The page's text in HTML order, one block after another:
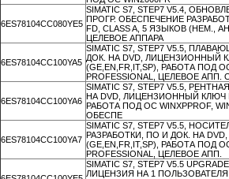
6ES78104CC080YE5
SIMATIC S7, STEP7 V5.4,
ПРОГР. ОБЕСПЕЧЕНИЕ
FD, CLASS A, 5 ЯЗЫКОВ (НЕМ.,
ЦЕЛЕВОЕ АППАРА
6ES78104CC100YA5
SIMATIC S7, STEP7 V5.5,
ДОК. НА DVD, ЛИЦЕНЗИОННЫЙ
(GE,EN,FR,IT,SP), РАБОТА ПОД ОС
PROFESSIONAL, ЦЕЛЕВОЕ АПП.
6ES78104CC100YA6
SIMATIC S7, STEP7 V5.5,
НА DVD, ЛИЦЕНЗИОННЫЙ КЛЮЧ
РАБОТА ПОД ОС WINXPPROF,
ОБЕСПЕ
6ES78104CC100YA7
SIMATIC S7, STEP7 V5.5,
РАЗРАБОТКИ, ПО И ДОК. НА
(GE,EN,FR,IT,SP), РАБОТА ПОД ОС
PROFESSIONAL, ЦЕЛЕВОЕ АПП.
SIMATIC S7, STEP7 V5.5
ЛИЦЕНЗИЯ НА 1